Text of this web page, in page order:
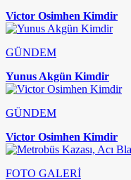
Victor Osimhen Kimdir
GÜNDEM
Yunus Akgün Kimdir
GÜNDEM
Victor Osimhen Kimdir
FOTO GALERİ